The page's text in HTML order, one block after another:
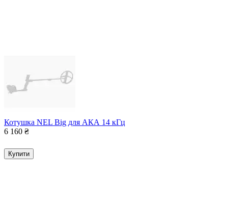
Котушка NEL Big для АКА 14 кГц
6 160 ₴
Купити